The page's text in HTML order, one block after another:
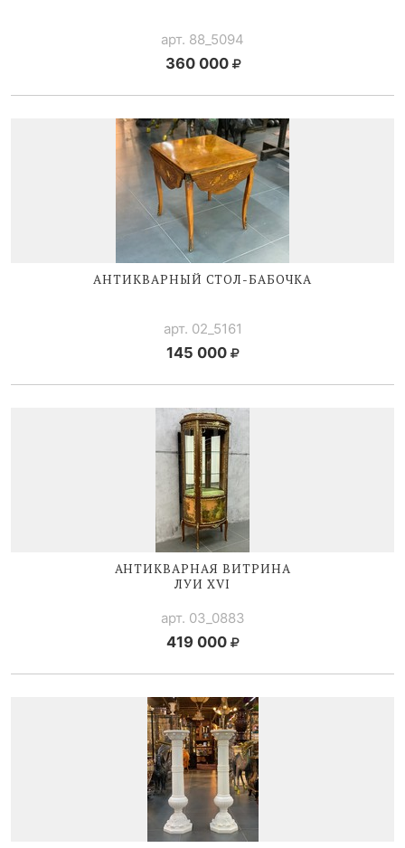
арт. 88_5094
360 000
АНТИКВАРНЫЙ СТОЛ-БАБОЧКА
арт. 02_5161
145 000
АНТИКВАРНАЯ ВИТРИНА
ЛУИ XVI
арт. 03_0883
419 000